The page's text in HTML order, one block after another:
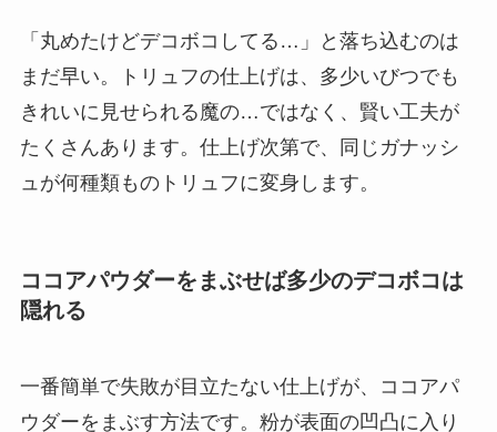
「丸めたけどデコボコしてる…」と落ち込むのは
まだ早い。トリュフの仕上げは、多少いびつでも
きれいに見せられる魔の…ではなく、賢い工夫が
たくさんあります。仕上げ次第で、同じガナッシ
ュが何種類ものトリュフに変身します。
ココアパウダーをまぶせば多少のデコボコは
隠れる
一番簡単で失敗が目立たない仕上げが、ココアパ
ウダーをまぶす方法です。粉が表面の凹凸に入り